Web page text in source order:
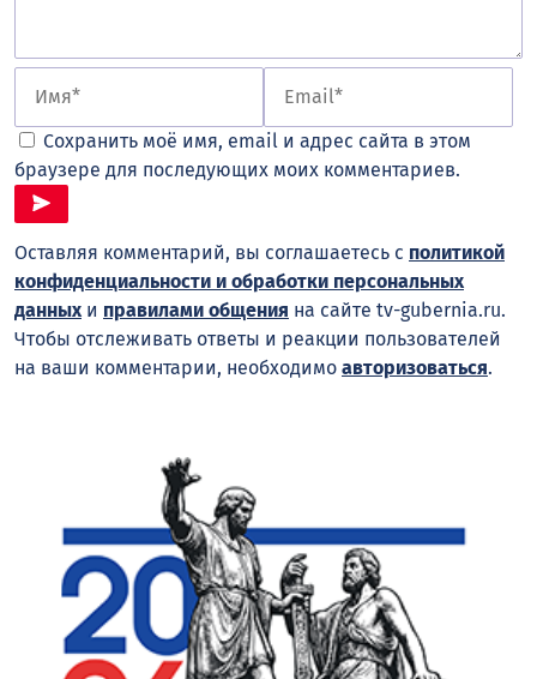
Сохранить моё имя, email и адрес сайта в этом
браузере для последующих моих комментариев.
Оставляя комментарий, вы соглашаетесь с политикой
конфиденциальности и обработки персональных
данных и правилами общения на сайте tv-gubernia.ru.
Чтобы отслеживать ответы и реакции пользователей
на ваши комментарии, необходимо авторизоваться.